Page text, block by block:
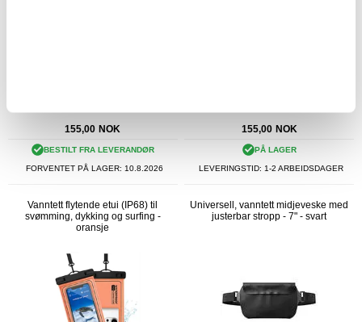
155,00 NOK
BESTILT FRA LEVERANDØR
FORVENTET PÅ LAGER: 10.8.2026
155,00 NOK
PÅ LAGER
LEVERINGSTID: 1-2 ARBEIDSDAGER
Vanntett flytende etui (IP68) til
svømming, dykking og surfing -
oransje
Universell, vanntett midjeveske med
justerbar stropp - 7" - svart